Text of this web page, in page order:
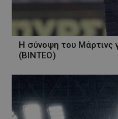
H σύνοψη του Μάρτινς
(ΒΙΝΤΕΟ)